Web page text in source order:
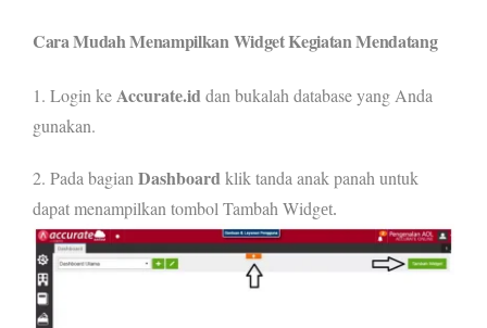
Cara Mudah Menampilkan Widget Kegiatan Mendatang
1. Login keAccurate.iddan bukalah database yang Anda
gunakan.
2. Pada bagianDashboardklik tanda anak panah untuk
dapat menampilkan tombol Tambah Widget.